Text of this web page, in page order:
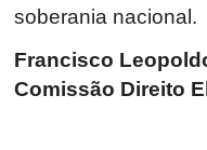
soberania nacional.
Francisco
Comissão Direito